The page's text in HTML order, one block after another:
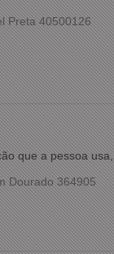
Preta 40500126
que a pessoa
Dourado 364905